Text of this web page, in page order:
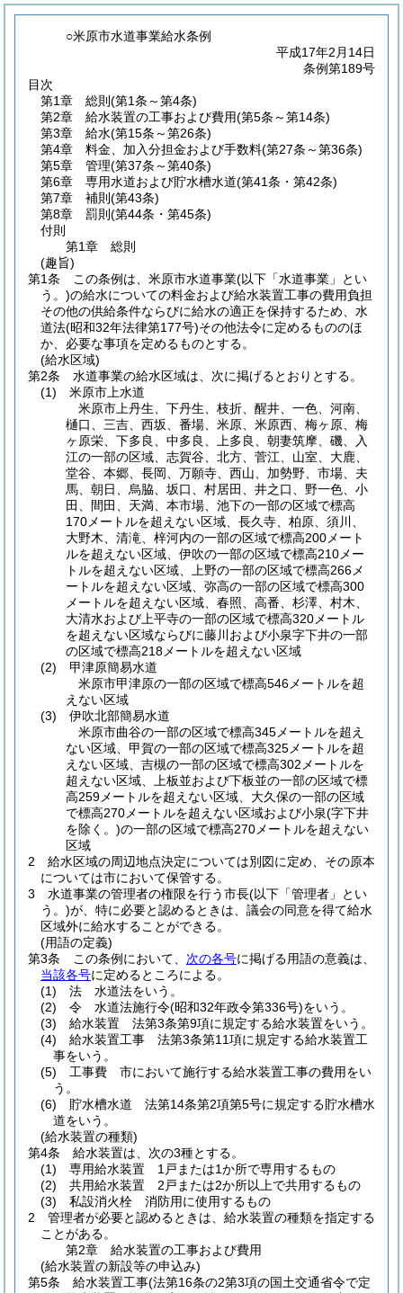
○米原市水道事業給水条例
平成17年2月14日
条例第189号
目次
第1章
総則 (第1条～第4条)
第2章
給水装置の工事および費用(第5条～第14条)
第3章
給水(第15条～第26条)
第4章
料金、加入分担金および手数料(第27条～第36条)
第5章
管理(第37条～第40条)
第6章
専用水道および貯水槽水道(第41条・第42条)
第7章
補則 (第43条)
第8章
罰則 (第44条・第45条)
付則
第1章
総則
(趣旨)
第1条
この条例は、米原市水道事業(以下「水道事業」とい
う。)の給水についての料金および給水装置工事の費用負担
その他の供給条件ならびに給水の適正を保持するため、水
道法(昭和32年法律第177号)その他法令に定めるもののほ
か、必要な事項を定めるものとする。
(給水区域)
第2条
水道事業の給水区域は、次に掲げるとおりとする。
(1)
米原市上水道
米原市上丹生、下丹生、枝折、醒井、一色、河南、
樋口、三吉、西坂、番場、米原、米原西、梅ヶ原、梅
ヶ原栄、下多良、中多良、上多良、朝妻筑摩、磯、入
江の一部の区域、志賀谷、北方、菅江、山室、大鹿、
堂谷、本郷、長岡、万願寺、西山、加勢野、市場、夫
馬、朝日、烏脇、坂口、村居田、井之口、野一色、小
田、間田、天満、本市場、池下の一部の区域で標高
170メートルを超えない区域、長久寺、柏原、須川、
大野木、清滝、梓河内の一部の区域で標高200メート
ルを超えない区域、伊吹の一部の区域で標高210メー
トルを超えない区域、上野の一部の区域で標高266メ
ートルを超えない区域、弥高の一部の区域で標高300
メートルを超えない区域、春照、高番、杉澤、村木、
大清水および上平寺の一部の区域で標高320メートル
を超えない区域ならびに藤川および小泉字下井の一部
の区域で標高218メートルを超えない区域
(2)
甲津原簡易水道
米原市甲津原の一部の区域で標高546メートルを超
えない区域
(3)
伊吹北部簡易水道
米原市曲谷の一部の区域で標高345メートルを超え
ない区域、甲賀の一部の区域で標高325メートルを超
えない区域、吉槻の一部の区域で標高302メートルを
超えない区域、上板並および下板並の一部の区域で標
高259メートルを超えない区域、大久保の一部の区域
で標高270メートルを超えない区域および小泉(字下井
を除く。)の一部の区域で標高270メートルを超えない
区域
2
給水区域の周辺地点決定については別図に定め、その原本
については市において保管する。
3
水道事業の管理者の権限を行う市長(以下「管理者」とい
う。)が、特に必要と認めるときは、議会の同意を得て給水
区域外に給水することができる。
(用語の定義)
第3条
この条例において、 次の各号に掲げる用語の意義は、
当該各号に定めるところによる。
(1)
法 水道法をいう。
(2)
令 水道法施行令(昭和32年政令第336号)をいう。
(3)
給水装置 法第3条第9項に規定する給水装置をいう。
(4)
給水装置工事 法第3条第11項に規定する給水装置工
事をいう。
(5)
工事費 市において施行する給水装置工事の費用をい
う。
(6)
貯水槽水道 法第14条第2項第5号に規定する貯水槽水
道をいう。
(給水装置の種類)
第4条
給水装置は、次の3種とする。
(1)
専用給水装置 1戸または1か所で専用するもの
(2)
共用給水装置 2戸または2か所以上で共用するもの
(3)
私設消火栓 消防用に使用するもの
2
管理者が必要と認めるときは、給水装置の種類を指定する
ことがある。
第2章
給水装置の工事および費用
(給水装置の新設等の申込み)
第5条
給水装置工事(法第16条の2第3項の国土交通省令で定